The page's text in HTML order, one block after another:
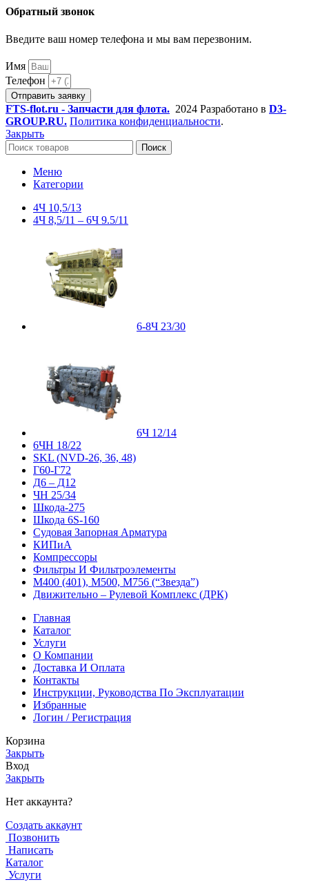
Обратный звонок
Введите ваш номер телефона и мы вам перезвоним.
Имя
Телефон
Отправить заявку
FTS-flot.ru - Запчасти для флота. 2024 Разработано в D3-
GROUP.RU. Политика конфиденциальности.
Закрыть
Поиск
Меню
Категории
4Ч 10,5/13
4Ч 8,5/11 – 6Ч 9.5/11
6-8Ч 23/30
6Ч 12/14
6ЧН 18/22
SKL (NVD-26, 36, 48)
Г60-Г72
Д6 – Д12
ЧН 25/34
Шкода-275
Шкода 6S-160
Судовая Запорная Арматура
КИПиА
Компрессоры
Фильтры И Фильтроэлементы
М400 (401), М500, М756 (“Звезда”)
Движительно – Рулевой Комплекс (ДРК)
Главная
Каталог
Услуги
О Компании
Доставка И Оплата
Контакты
Инструкции, Руководства По Эксплуатации
Избранные
Логин / Регистрация
Корзина
Закрыть
Вход
Закрыть
Нет аккаунта?
Создать аккаунт
Позвонить
Написать
Каталог
Услуги